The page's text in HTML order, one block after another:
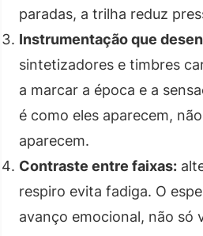
paradas, a trilha reduz
Instrumentação que
sintetizadores e timbres
a marcar a época e a
é como eles aparecem,
aparecem.
Contraste entre faixas:
respiro evita fadiga. O
avanço emocional, não só